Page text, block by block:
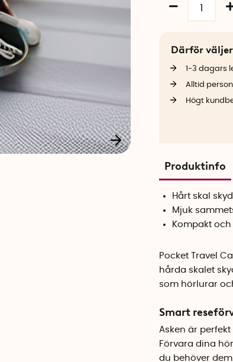
Därför
1-3 dagars
Alltid
Högt
Produktinfo
Hårt skal
Mjuk
Kompakt
Pocket Travel
hårda skalet
som hörlurar
Smart
Asken är
Förvara dina
du behöver